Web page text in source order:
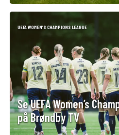
UEFA WOMEN’S CHAMPIONS LEAGUE
Se UEFA Women’s
på Brøndby TV